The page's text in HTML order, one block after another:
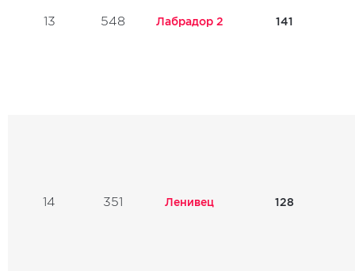
13 548 Лабрадор 2 141
14 351 Ленивец 128